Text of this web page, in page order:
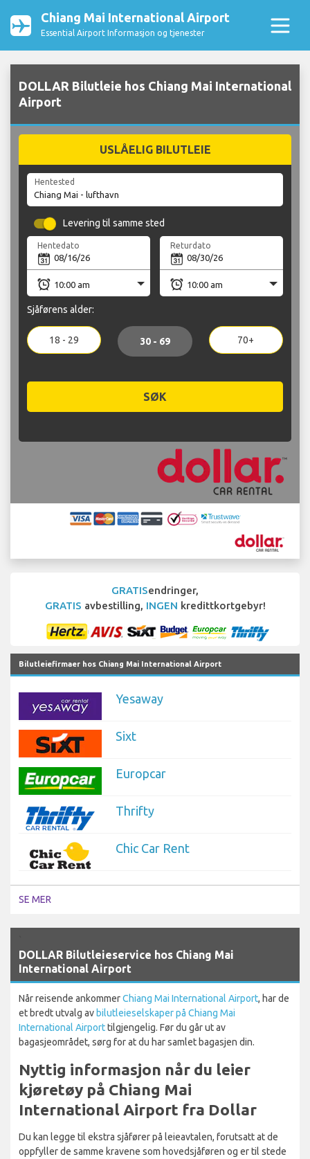
Chiang Mai International Airport
Essential Airport Informasjon og tjenester
DOLLAR Bilutleie hos Chiang Mai International
Airport
USLÅELIG BILUTLEIE
Hentested
Levering til samme sted
Hentedato Returdato
Sjåførens alder:
18 - 29 30 - 69 70+
SØK
GRATISendringer,
GRATIS avbestilling, INGEN kredittkortgebyr!
Bilutleiefirmaer hos Chiang Mai International Airport
Yesaway
Sixt
Europcar
Thrifty
Chic Car Rent
SE MER
DOLLAR Bilutleieservice hos Chiang Mai
International Airport
Når reisende ankommerChiang Mai International Airport, har de
et bredt utvalg avbilutleieselskaper på Chiang Mai
International Airporttilgjengelig. Før du går ut av
bagasjeområdet, sørg for at du har samlet bagasjen din.
Nyttig informasjon når du leier
kjøretøy på Chiang Mai
International Airport fra Dollar
Du kan legge til ekstra sjåfører på leieavtalen, forutsatt at de
oppfyller de samme kravene som hovedsjåføren og er til stede